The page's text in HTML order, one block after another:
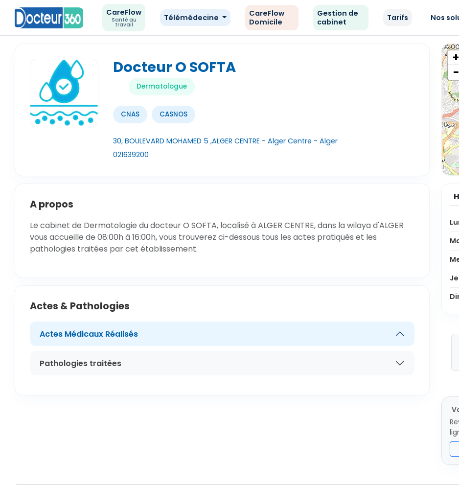
CareFlow
Santé au
travail
Télémédecine
CareFlow
Domicile
Gestion de
cabinet
Tarifs Nos
Docteur O SOFTA
Dermatologue
CNAS CASNOS
30, BOULEVARD MOHAMED 5 ,ALGER CENTRE - Alger Centre - Alger
021639200
+
−
A propos
Le cabinet de Dermatologie du docteur O SOFTA, localisé à ALGER CENTRE, dans la wilaya d'ALGER
vous accueille de 08:00h à 16:00h, vous trouverez ci-dessous tous les actes pratiqués et les
pathologies traitées par cet établissement.
Actes & Pathologies
Actes Médicaux Réalisés
Pathologies traitées